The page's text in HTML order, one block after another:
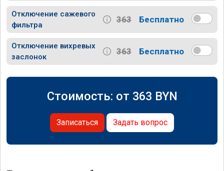
Отключение сажевого
фильтра
363 Бесплатно
Отключение вихревых
заслонок
363 Бесплатно
Стоимость: от 363 BYN
Записаться Задать вопрос